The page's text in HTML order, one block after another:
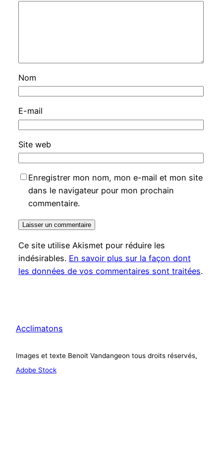
Nom
E-mail
Site web
Enregistrer mon nom, mon e-mail et mon site
dans le navigateur pour mon prochain
commentaire.
Ce site utilise Akismet pour réduire les
indésirables. En savoir plus sur la façon dont
les données de vos commentaires sont traitées.
Acclimatons
Images et texte Benoit Vandangeon tous droits réservés,
Adobe Stock